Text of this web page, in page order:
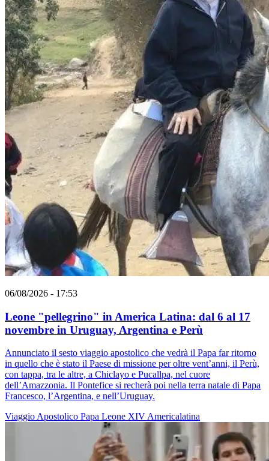
06/08/2026 - 17:53
Leone "pellegrino" in America Latina: dal 6 al 17
novembre in Uruguay, Argentina e Perù
Annunciato il sesto viaggio apostolico che vedrà il Papa far ritorno
in quello che è stato il Paese di missione per oltre vent’anni, il Perù,
con tappa, tra le altre, a Chiclayo e Pucallpa, nel cuore
dell’Amazzonia. Il Pontefice si recherà poi nella terra natale di Papa
Francesco, l’Argentina, e nell’Uruguay.
Viaggio Apostolico Papa Leone XIV Americalatina